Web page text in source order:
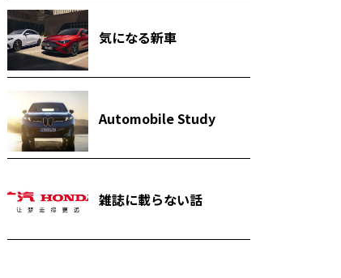
気になる新車
Automobile Study
雑誌に載らない話